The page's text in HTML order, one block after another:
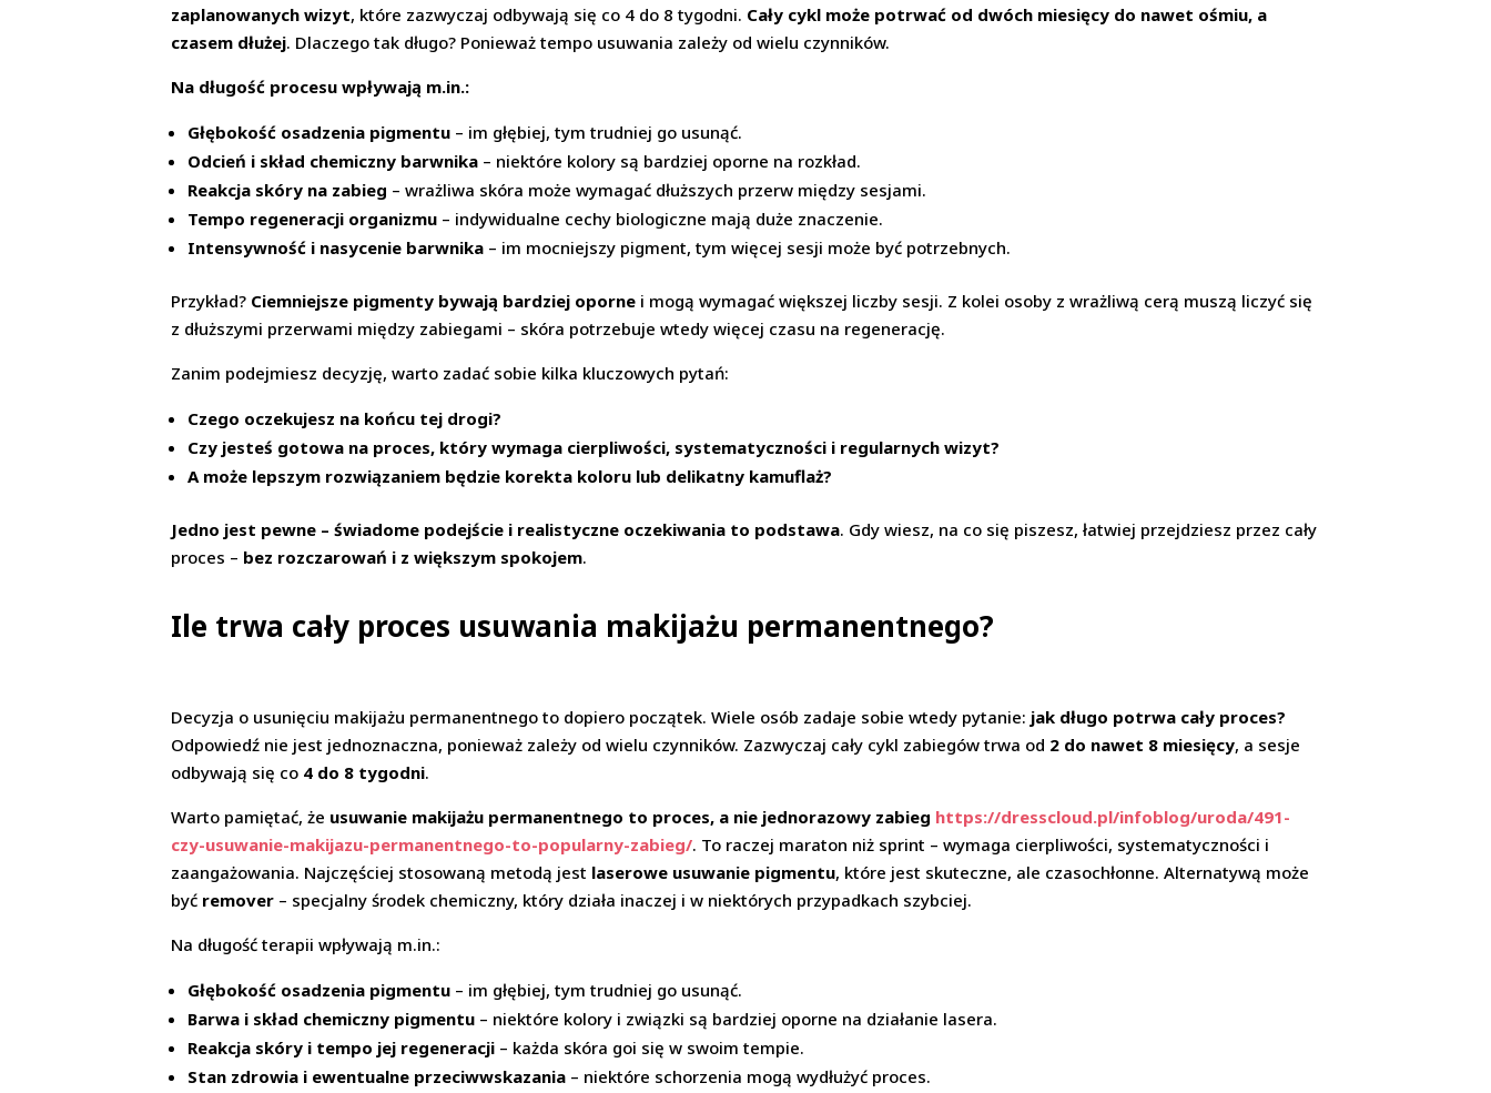
zaplanowanych wizyt, które zazwyczaj odbywają się co 4 do 8 tygodni. Cały cykl może potrwać od dwóch miesięcy do nawet ośmiu, a
czasem dłużej. Dlaczego tak długo? Ponieważ tempo usuwania zależy od wielu czynników.
Na długość procesu wpływają m.in.:
Głębokość osadzenia pigmentu – im głębiej, tym trudniej go usunąć.
Odcień i skład chemiczny barwnika – niektóre kolory są bardziej oporne na rozkład.
Reakcja skóry na zabieg – wrażliwa skóra może wymagać dłuższych przerw między sesjami.
Tempo regeneracji organizmu – indywidualne cechy biologiczne mają duże znaczenie.
Intensywność i nasycenie barwnika – im mocniejszy pigment, tym więcej sesji może być potrzebnych.
Przykład? Ciemniejsze pigmenty bywają bardziej oporne i mogą wymagać większej liczby sesji. Z kolei osoby z wrażliwą cerą muszą liczyć się
z dłuższymi przerwami między zabiegami – skóra potrzebuje wtedy więcej czasu na regenerację.
Zanim podejmiesz decyzję, warto zadać sobie kilka kluczowych pytań:
Czego oczekujesz na końcu tej drogi?
Czy jesteś gotowa na proces, który wymaga cierpliwości, systematyczności i regularnych wizyt?
A może lepszym rozwiązaniem będzie korekta koloru lub delikatny kamuflaż?
Jedno jest pewne – świadome podejście i realistyczne oczekiwania to podstawa. Gdy wiesz, na co się piszesz, łatwiej przejdziesz przez cały
proces – bez rozczarowań i z większym spokojem.
Ile trwa cały proces usuwania makijażu permanentnego?
Decyzja o usunięciu makijażu permanentnego to dopiero początek. Wiele osób zadaje sobie wtedy pytanie: jak długo potrwa cały proces?
Odpowiedź nie jest jednoznaczna, ponieważ zależy od wielu czynników. Zazwyczaj cały cykl zabiegów trwa od 2 do nawet 8 miesięcy, a sesje
odbywają się co 4 do 8 tygodni.
Warto pamiętać, że usuwanie makijażu permanentnego to proces, a nie jednorazowy zabieg https://dresscloud.pl/infoblog/uroda/491-
czy-usuwanie-makijazu-permanentnego-to-popularny-zabieg/. To raczej maraton niż sprint – wymaga cierpliwości, systematyczności i
zaangażowania. Najczęściej stosowaną metodą jest laserowe usuwanie pigmentu, które jest skuteczne, ale czasochłonne. Alternatywą może
być remover – specjalny środek chemiczny, który działa inaczej i w niektórych przypadkach szybciej.
Na długość terapii wpływają m.in.:
Głębokość osadzenia pigmentu – im głębiej, tym trudniej go usunąć.
Barwa i skład chemiczny pigmentu – niektóre kolory i związki są bardziej oporne na działanie lasera.
Reakcja skóry i tempo jej regeneracji – każda skóra goi się w swoim tempie.
Stan zdrowia i ewentualne przeciwwskazania – niektóre schorzenia mogą wydłużyć proces.